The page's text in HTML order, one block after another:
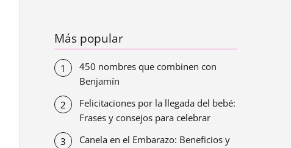
Más popular
450 nombres que combinen con
Benjamín
Felicitaciones por la llegada del bebé:
Frases y consejos para celebrar
Canela en el Embarazo: Beneficios y